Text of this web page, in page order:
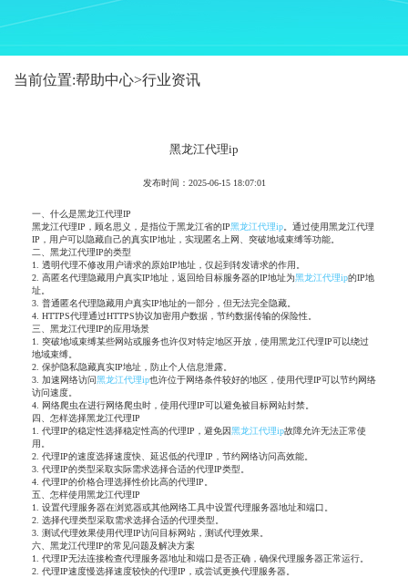
当前位置:帮助中心>行业资讯
黑龙江代理ip
发布时间：2025-06-15 18:07:01
一、什么是黑龙江代理IP
黑龙江代理IP，顾名思义，是指位于黑龙江省的IP黑龙江代理ip 。通过使用黑龙江代理
IP，用户可以隐藏自己的真实IP地址，实现匿名上网、突破地域束缚等功能。
二、黑龙江代理IP的类型
1. 透明代理不修改用户请求的原始IP地址，仅起到转发请求的作用。
2. 高匿名代理隐藏用户真实IP地址，返回给目标服务器的IP地址为黑龙江代理ip的IP地
址。
3. 普通匿名代理隐藏用户真实IP地址的一部分，但无法完全隐藏。
4. HTTPS代理通过HTTPS协议加密用户数据，节约数据传输的保险性。
三、黑龙江代理IP的应用场景
1. 突破地域束缚某些网站或服务也许仅对特定地区开放，使用黑龙江代理IP可以绕过
地域束缚。
2. 保护隐私隐藏真实IP地址，防止个人信息泄露。
3. 加速网络访问黑龙江代理ip也许位于网络条件较好的地区，使用代理IP可以节约网络
访问速度。
4. 网络爬虫在进行网络爬虫时，使用代理IP可以避免被目标网站封禁。
四、怎样选择黑龙江代理IP
1. 代理IP的稳定性选择稳定性高的代理IP，避免因黑龙江代理ip故障允许无法正常使
用。
2. 代理IP的速度选择速度快、延迟低的代理IP，节约网络访问高效能。
3. 代理IP的类型采取实际需求选择合适的代理IP类型。
4. 代理IP的价格合理选择性价比高的代理IP。
五、怎样使用黑龙江代理IP
1. 设置代理服务器在浏览器或其他网络工具中设置代理服务器地址和端口。
2. 选择代理类型采取需求选择合适的代理类型。
3. 测试代理效果使用代理IP访问目标网站，测试代理效果。
六、黑龙江代理IP的常见问题及解决方案
1. 代理IP无法连接检查代理服务器地址和端口是否正确，确保代理服务器正常运行。
2. 代理IP速度慢选择速度较快的代理IP，或尝试更换代理服务器。